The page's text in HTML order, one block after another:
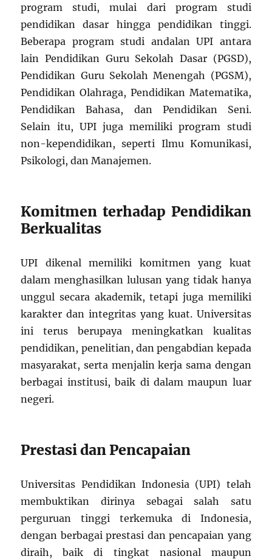
program studi, mulai dari program studi
pendidikan dasar hingga pendidikan tinggi.
Beberapa program studi andalan UPI antara
lain Pendidikan Guru Sekolah Dasar (PGSD),
Pendidikan Guru Sekolah Menengah (PGSM),
Pendidikan Olahraga, Pendidikan Matematika,
Pendidikan Bahasa, dan Pendidikan Seni.
Selain itu, UPI juga memiliki program studi
non-kependidikan, seperti Ilmu Komunikasi,
Psikologi, dan Manajemen.
Komitmen terhadap Pendidikan
Berkualitas
UPI dikenal memiliki komitmen yang kuat
dalam menghasilkan lulusan yang tidak hanya
unggul secara akademik, tetapi juga memiliki
karakter dan integritas yang kuat. Universitas
ini terus berupaya meningkatkan kualitas
pendidikan, penelitian, dan pengabdian kepada
masyarakat, serta menjalin kerja sama dengan
berbagai institusi, baik di dalam maupun luar
negeri.
Prestasi dan Pencapaian
Universitas Pendidikan Indonesia (UPI) telah
membuktikan dirinya sebagai salah satu
perguruan tinggi terkemuka di Indonesia,
dengan berbagai prestasi dan pencapaian yang
diraih, baik di tingkat nasional maupun